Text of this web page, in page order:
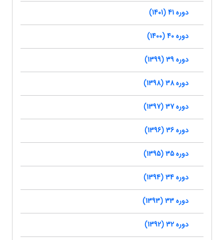
دوره 41 (1401)
دوره 40 (1400)
دوره 39 (1399)
دوره 38 (1398)
دوره 37 (1397)
دوره 36 (1396)
دوره 35 (1395)
دوره 34 (1394)
دوره 33 (1393)
دوره 32 (1392)